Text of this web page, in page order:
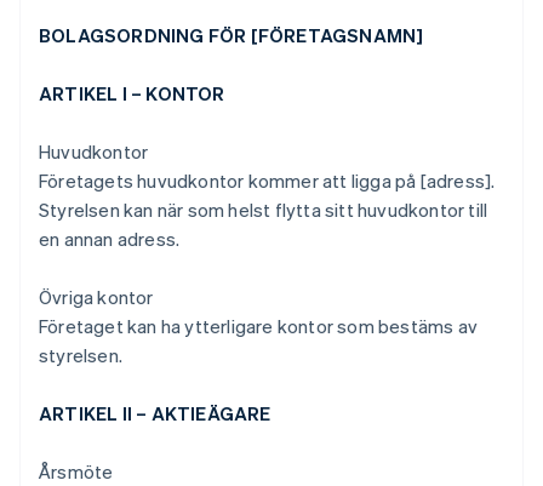
BOLAGSORDNING FÖR [FÖRETAGSNAMN]
ARTIKEL I – KONTOR
Huvudkontor
Företagets huvudkontor kommer att ligga på [adress].
Styrelsen kan när som helst flytta sitt huvudkontor till
en annan adress.
Övriga kontor
Företaget kan ha ytterligare kontor som bestäms av
styrelsen.
ARTIKEL II – AKTIEÄGARE
Årsmöte